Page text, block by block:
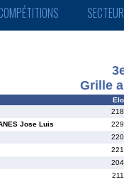
Grille
Elo
Jose Luis